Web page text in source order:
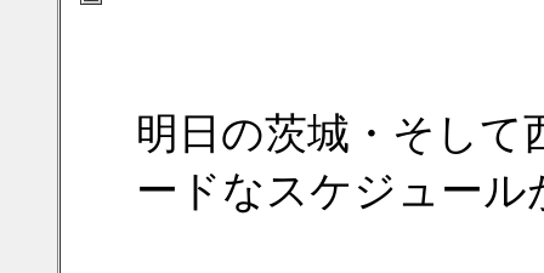
明日の茨城・そして
ードなスケジュー